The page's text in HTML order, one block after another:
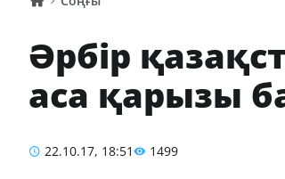
Әрбір
аса қарызы
22.10.17, 18:51 1499